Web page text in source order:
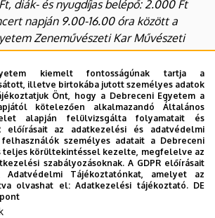
diák- és nyugdíjas belépő: 2.000 Ft
napján 9.00-16.00 óra között a
Zeneművészeti Kar Művészeti
Irodájában,
tól a helyszínen válthatók.
hangversenybérlet ára: 10.000 Ft,
ára UniPass vagy Debrecen
9.000 Ft.
Bérletek kaphatók:
Iroda (Piac u. 20.)
(Simonffy utca 4-6., Halköz
külső-oldalsó utcafront)
kiemelt fontosságúnak tartja a
illetve birtokába jutott személyes adatok
Önt, hogy a Debreceni Egyetem a
kötelezően alkalmazandó Általános
alapján felülvizsgálta folyamatait és
előírásait az adatkezelési és adatvédelmi
személyes adatait a Debreceni
teljes körültekintéssel kezelte, megfelelve az
szabályozásoknak. A GDPR előírásait
Adatvédelmi Tájékoztatónkat, amelyet az
olvashat el:Adatkezelési tájékoztató. DE